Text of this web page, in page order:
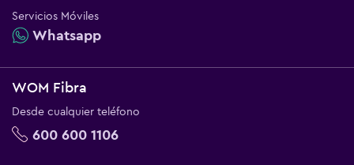
Servicios Móviles
Whatsapp
WOM Fibra
Desde cualquier teléfono
600 600 1106